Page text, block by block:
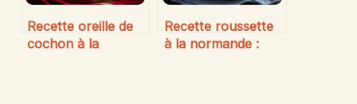
Recette oreille de
cochon à la
Recette roussette
à la normande :